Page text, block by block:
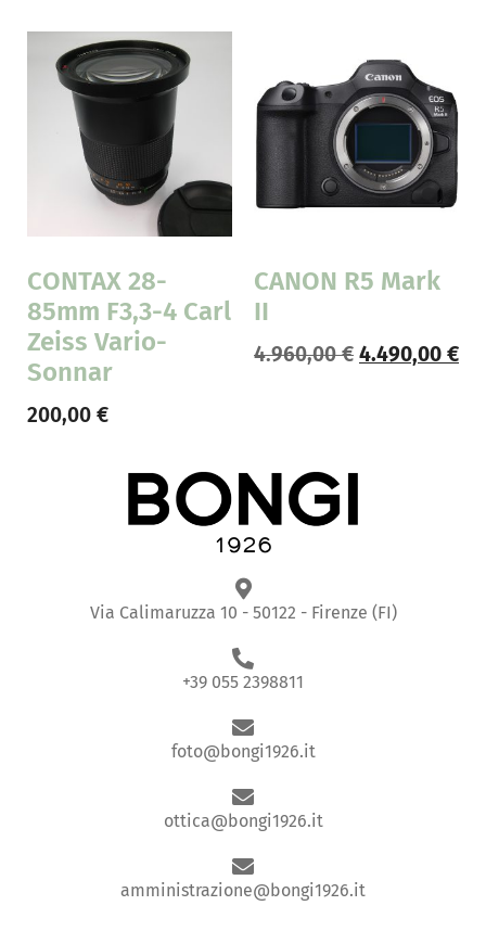
CONTAX 28-
85mm F3,3-4 Carl
Zeiss Vario-
Sonnar
200,00 €
CANON R5 Mark
II
4.960,00€ 4.490,00 €
Via Calimaruzza 10 - 50122 - Firenze (FI)
+39 055 2398811
foto@bongi1926.it
ottica@bongi1926.it
amministrazione@bongi1926.it